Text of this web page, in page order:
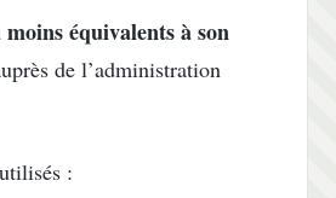
moins équivalents à son
de l’administration
: